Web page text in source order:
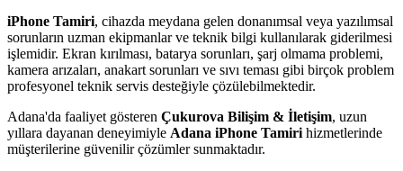
iPhone Tamiri, cihazda meydana gelen donanımsal veya yazılımsal
sorunların uzman ekipmanlar ve teknik bilgi kullanılarak giderilmesi
işlemidir. Ekran kırılması, batarya sorunları, şarj olmama problemi,
kamera arızaları, anakart sorunları ve sıvı teması gibi birçok problem
profesyonel teknik servis desteğiyle çözülebilmektedir.
Adana'da faaliyet gösteren Çukurova Bilişim & İletişim, uzun
yıllara dayanan deneyimiyle Adana iPhone Tamirihizmetlerinde
müşterilerine güvenilir çözümler sunmaktadır.